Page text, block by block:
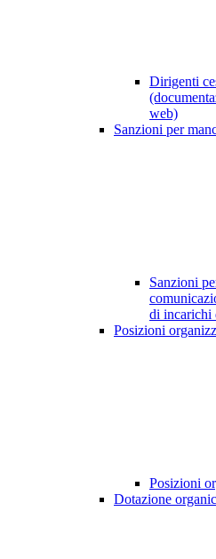
Dirigenti
web)
Sanzioni per
Sanzioni
di incarichi
Posizioni
Posizioni
Dotazione